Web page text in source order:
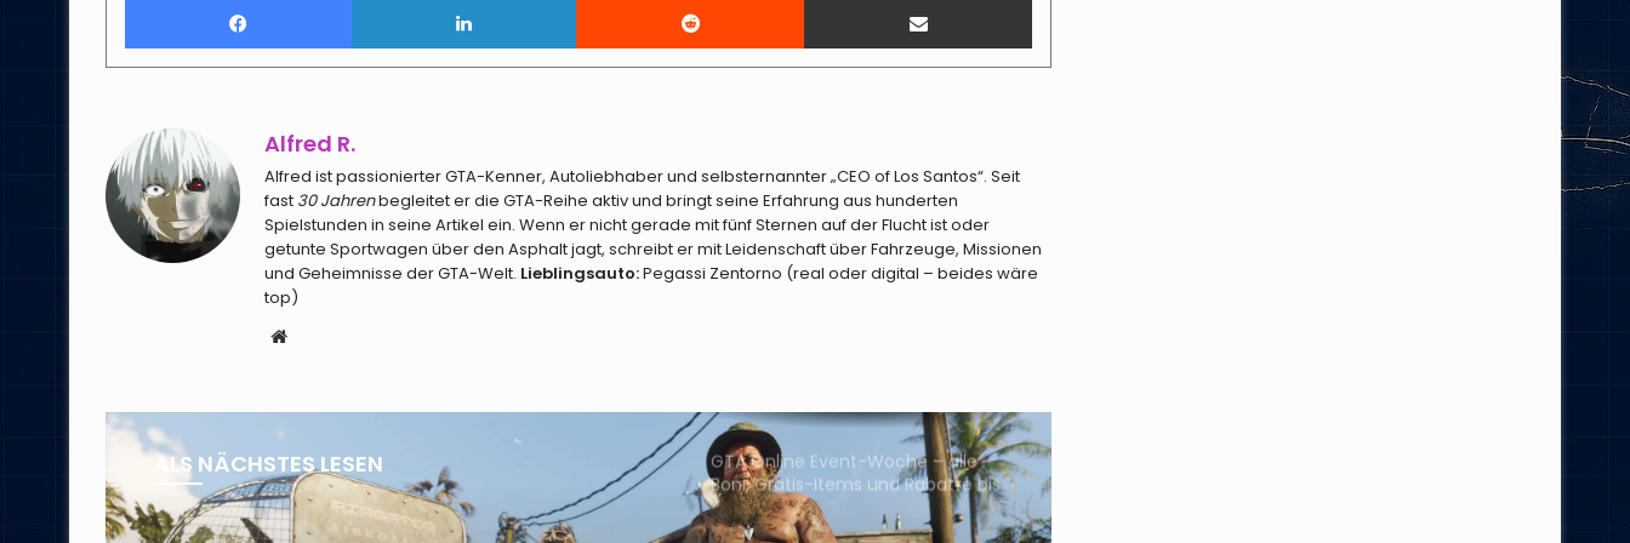
Alfred R.
Alfred ist passionierter GTA-Kenner, Autoliebhaber und selbsternannter „CEO of Los Santos“. Seit
fast 30 Jahrenbegleitet er die GTA-Reihe aktiv und bringt seine Erfahrung aus hunderten
Spielstunden in seine Artikel ein. Wenn er nicht gerade mit fünf Sternen auf der Flucht ist oder
getunte Sportwagen über den Asphalt jagt, schreibt er mit Leidenschaft über Fahrzeuge, Missionen
und Geheimnisse der GTA-Welt. Lieblingsauto:Pegassi Zentorno (real oder digital – beides wäre
top)
ALS NÄCHSTES LESEN
FiveM für GTA V Enhanced startet
am 21. Juli 2026 im Early Access
und Dripfeed-Autos
GTA Online auf PS5 und Xbox Series
X|S bis 20. Juli kostenlos spielbar
GTA Online Event-Woche – alle
Boni, Gratis-Items und Rabatte bis
5. August